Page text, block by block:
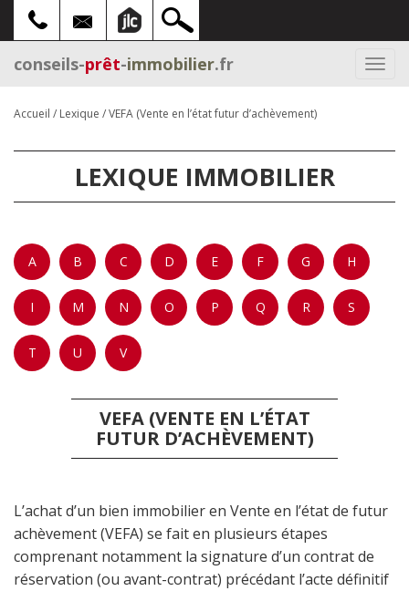
conseils-prêt-immobilier.fr
Accueil / Lexique /VEFA (Vente en l’état futur d’achèvement)
LEXIQUE IMMOBILIER
A B C D E F G H
I M N O P Q R S
T U V
VEFA (VENTE EN L’ÉTAT
FUTUR D’ACHÈVEMENT)
L’achat d’un bien immobilier en Vente en l’état de futur
achèvement (VEFA) se fait en plusieurs étapes
comprenant notamment la signature d’un contrat de
réservation (ou avant-contrat) précédant l’acte définitif